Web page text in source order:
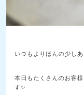
いつもよりほんの少し
本日もたくさんのお客
す✨